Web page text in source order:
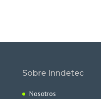
Sobre Inndetec
Nosotros